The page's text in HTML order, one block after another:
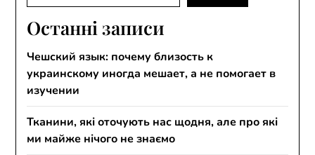
Останні записи
Чешский язык: почему близость к
украинскому иногда мешает, а не помогает в
изучении
Тканини, які оточують нас щодня, але про які
ми майже нічого не знаємо